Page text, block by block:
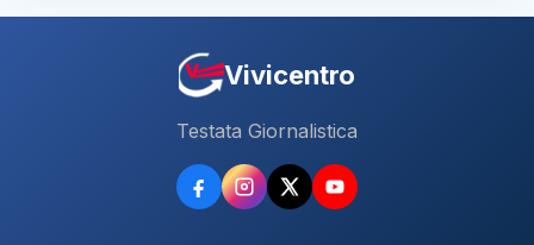
Vivicentro
Testata Giornalistica